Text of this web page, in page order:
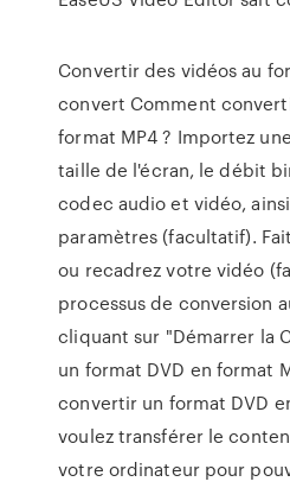
Convertir des vidéos au
convert Comment
format MP4 ? Importez
taille de l'écran, le débit
codec audio et vidéo,
paramètres (facultatif).
ou recadrez votre vidéo
processus de conversion
cliquant sur "Démarrer la
un format DVD en format
convertir un format DVD
voulez transférer le
votre ordinateur pour